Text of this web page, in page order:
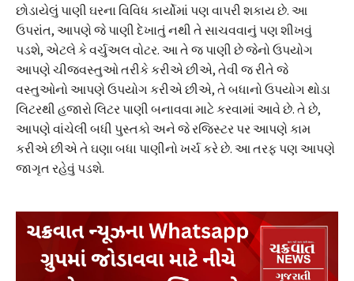
છોડાયેલું પાણી ઘરના વિવિધ કાર્યોમાં પણ વાપરી શકાય છે. આ
ઉપરાંત, આપણે જે પાણી દેખાતું નથી તે સાચવવાનું પણ શીખવું
પડશે, એટલે કે વર્ચુઅલ વોટર. આ તે જ પાણી છે જેનો ઉપયોગ
આપણે ચીજવસ્તુઓ તરીકે કરીએ છીએ, તેવી જ રીતે જે
વસ્તુઓનો આપણે ઉપયોગ કરીએ છીએ, તે બધાનો ઉપયોગ થોડા
લિટરથી હજારો લિટર પાણી બનાવવા માટે કરવામાં આવે છે. તે છે,
આપણે વાંચેલી બધી પુસ્તકો અને જે રજિસ્ટર પર આપણે કામ
કરીએ છીએ તે ઘણા બધા પાણીનો ખર્ચ કરે છે. આ તરફ પણ આપણે
જાગૃત રહેવું પડશે.